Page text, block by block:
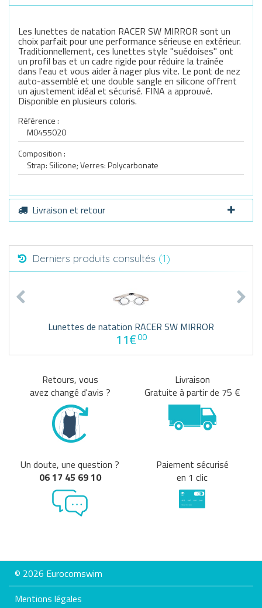
Les lunettes de natation RACER SW MIRROR sont un
choix parfait pour une performance sérieuse en extérieur.
Traditionnellement, ces lunettes style "suédoises" ont
un profil bas et un cadre rigide pour réduire la traînée
dans l'eau et vous aider à nager plus vite. Le pont de nez
auto-assemblé et une double sangle en silicone offrent
un ajustement idéal et sécurisé. FINA a approuvé.
Disponible en plusieurs coloris.
Référence :
M0455020
Composition :
Strap: Silicone; Verres: Polycarbonate
Livraison et retour
Derniers produits consultés (1)
Lunettes de natation RACER SW MIRROR
11€00
Retours, vous
avez changé d'avis ?
Livraison
Gratuite à partir de 75 €
Un doute, une question ?
06 17 45 69 10
Paiement sécurisé
en 1 clic
© 2026 Eurocomswim
Mentions légales